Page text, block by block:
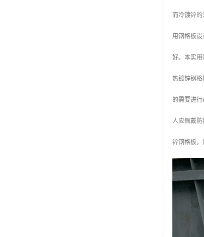
而冷镀锌
用钢格板
好。本实
热镀锌钢
的需要进
人应佩戴
锌钢格板，